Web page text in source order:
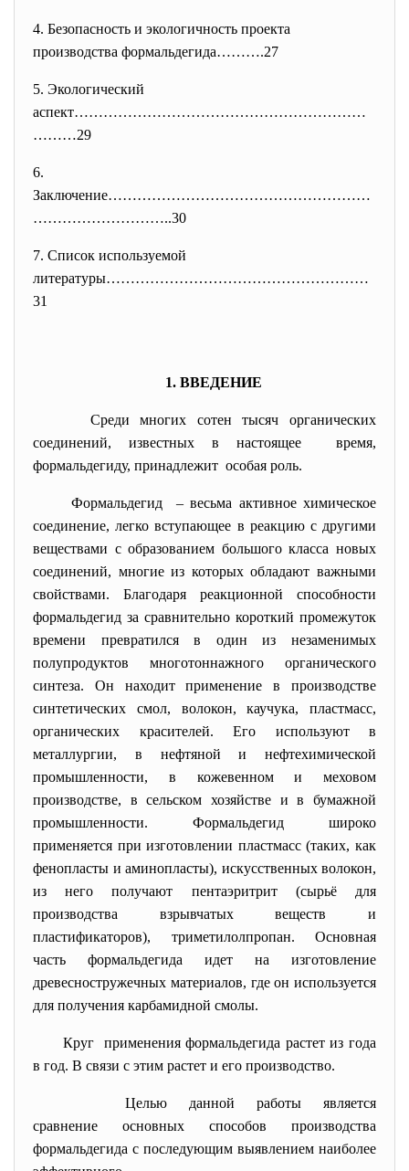
4. Безопасность и экологичность проекта
производства формальдегида……….27
5. Экологический
аспект……………………………………………………
………29
6.
Заключение………………………………………………
………………………..30
7. Список используемой
литературы………………………………………………
31
1. ВВЕДЕНИЕ
Среди многих сотен тысяч органических
соединений, известных в настоящее время,
формальдегиду, принадлежит особая роль.
Формальдегид – весьма активное химическое
соединение, легко вступающее в реакцию с другими
веществами с образованием большого класса новых
соединений, многие из которых обладают важными
свойствами. Благодаря реакционной способности
формальдегид за сравнительно короткий промежуток
времени превратился в один из незаменимых
полупродуктов многотоннажного органического
синтеза. Он находит применение в производстве
синтетических смол, волокон, каучука, пластмасс,
органических красителей. Его используют в
металлургии, в нефтяной и нефтехимической
промышленности, в кожевенном и меховом
производстве, в сельском хозяйстве и в бумажной
промышленности. Формальдегид широко
применяется при изготовлении пластмасс (таких, как
фенопласты и аминопласты), искусственных волокон,
из него получают пентаэритрит (сырьё для
производства взрывчатых веществ и
пластификаторов), триметилолпропан. Основная
часть формальдегида идет на изготовление
древесностружечных материалов, где он используется
для получения карбамидной смолы.
Круг применения формальдегида растет из года
в год. В связи с этим растет и его производство.
Целью данной работы является
сравнение основных способов производства
формальдегида с последующим выявлением наиболее